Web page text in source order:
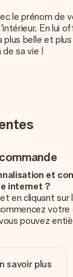
le prénom de
En lui
plus belle et
sa vie !
et
internet ?
en cliquant
votre
pouvez
finale à
savoir plus